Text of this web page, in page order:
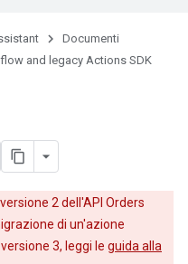
Documenti
and legacy Actions SDK
2 dell'API Orders
di un'azione
3, leggi le guida alla